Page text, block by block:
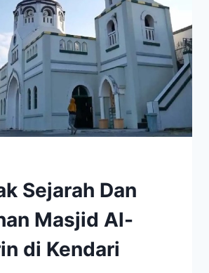
Sejarah Dan
Masjid Al-
di Kendari